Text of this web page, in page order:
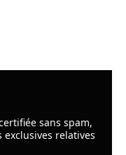
sans spam,
relatives